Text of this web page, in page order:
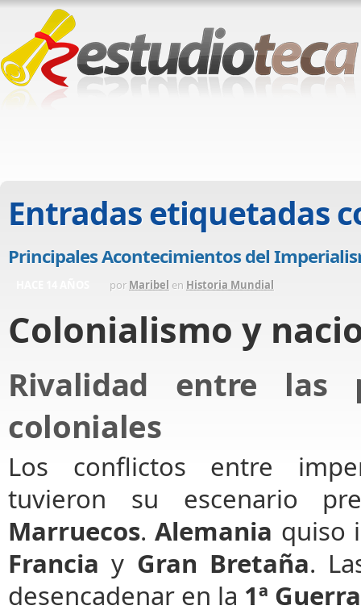
Entradas etiquetadas
Principales Acontecimientos del
por Maribel en Historia Mundial
Colonialismo y
Rivalidad entre las
coloniales
Los conflictos entre
tuvieron su escenario
Marruecos.Alemania quiso
Francia y Gran Bretaña.
desencadenar en la 1ª